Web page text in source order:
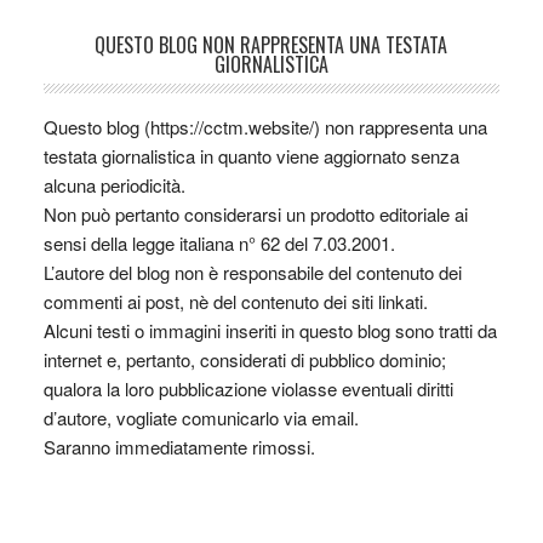
QUESTO BLOG NON RAPPRESENTA UNA TESTATA
GIORNALISTICA
Questo blog (https://cctm.website/) non rappresenta una
testata giornalistica in quanto viene aggiornato senza
alcuna periodicità.
Non può pertanto considerarsi un prodotto editoriale ai
sensi della legge italiana n° 62 del 7.03.2001.
L’autore del blog non è responsabile del contenuto dei
commenti ai post, nè del contenuto dei siti linkati.
Alcuni testi o immagini inseriti in questo blog sono tratti da
internet e, pertanto, considerati di pubblico dominio;
qualora la loro pubblicazione violasse eventuali diritti
d’autore, vogliate comunicarlo via email.
Saranno immediatamente rimossi.